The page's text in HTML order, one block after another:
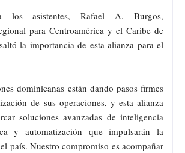
asistentes, Rafael A. Burgos,
para Centroamérica y el Caribe de
la importancia de esta alianza para el
dominicanas están dando pasos firmes
de sus operaciones, y esta alianza
soluciones avanzadas de inteligencia
y automatización que impulsarán la
país. Nuestro compromiso es acompañar